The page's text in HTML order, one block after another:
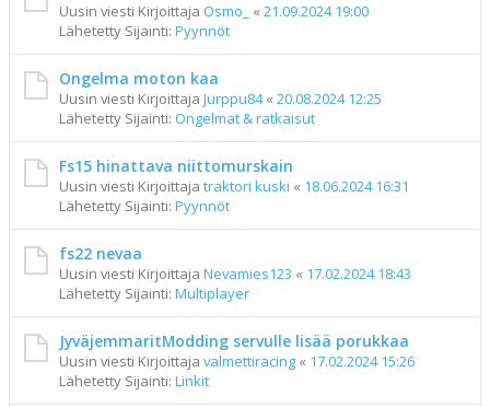
Uusin viesti Kirjoittaja Osmo_ « 21.09.2024 19:00
Lähetetty Sijainti: Pyynnöt
Ongelma moton kaa
Uusin viesti Kirjoittaja Jurppu84« 20.08.2024 12:25
Lähetetty Sijainti: Ongelmat & ratkaisut
Fs15 hinattava niittomurskain
Uusin viesti Kirjoittaja traktori kuski « 18.06.2024 16:31
Lähetetty Sijainti: Pyynnöt
fs22 nevaa
Uusin viesti Kirjoittaja Nevamies123 « 17.02.2024 18:43
Lähetetty Sijainti: Multiplayer
JyväjemmaritModding servulle lisää porukkaa
Uusin viesti Kirjoittaja valmettiracing « 17.02.2024 15:26
Lähetetty Sijainti: Linkit